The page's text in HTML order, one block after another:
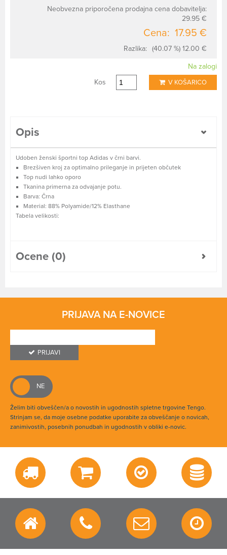
Neobvezna priporočena prodajna cena dobavitelja:
29.95 €
Cena: 17.95 €
Razlika: (40.07 %) 12.00 €
Na zalogi
Kos
V KOŠARICO
Opis
Udoben ženski športni top Adidas v črni barvi.
Brezšiven kroj za optimalno prileganje in prijeten občutek
Top nudi lahko oporo
Tkanina primerna za odvajanje potu.
Barva: Črna
Material: 88% Polyamide/12% Elasthane
Tabela velikosti:
Ocene (0)
PRIJAVA NA E-NOVICE
PRIJAVI
Želim biti obveščen/a o novostih in ugodnostih spletne trgovine Tengo.
Strinjam se, da moje osebne podatke uporabite za obveščanje o novicah,
zanimivostih, posebnih ponudbah in ugodnostih v obliki e-novic.